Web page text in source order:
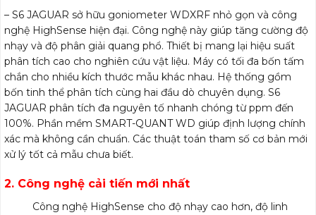
– S6 JAGUAR sở hữu goniometer WDXRF nhỏ gọn và công
nghệ HighSense hiện đại. Công nghệ này giúp tăng cường độ
nhạy và độ phân giải quang phổ. Thiết bị mang lại hiệu suất
phân tích cao cho nghiên cứu vật liệu. Máy có tối đa bốn tấm
chắn cho nhiều kích thước mẫu khác nhau. Hệ thống gồm
bốn tinh thể phân tích cùng hai đầu dò chuyên dụng. S6
JAGUAR phân tích đa nguyên tố nhanh chóng từ ppm đến
100%. Phần mềm SMART-QUANT WD giúp định lượng chính
xác mà không cần chuẩn. Các thuật toán tham số cơ bản mới
xử lý tốt cả mẫu chưa biết.
2. Công nghệ cải tiến mới nhất
Công nghệ HighSense cho độ nhạy cao hơn, độ linh